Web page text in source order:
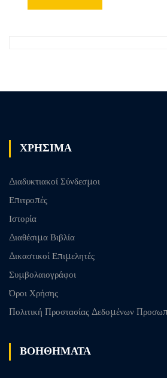
ΧΡΗΣΙΜΑ
Διαδυκτιακοί Σύνδεσμοι
Επιτροπές
Ιστορία
Διαθέσιμα Βιβλία
Δικαστικοί Επιμελητές
Συμβολαιογράφοι
Όροι Χρήσης
Πολιτική Προστασίας Δεδομένων
ΒΟΗΘΗΜΑΤΑ